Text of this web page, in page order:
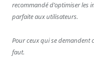
recommandé d’optimiser les
parfaite aux utilisateurs.
Pour ceux qui se demandent
faut.